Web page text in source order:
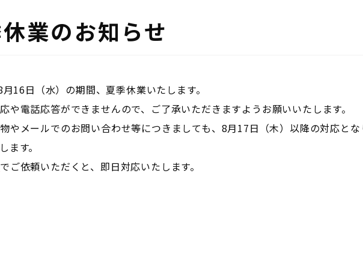
業のお知らせ
月16日（水）の期間、夏季休業いたします。
や電話応答ができませんので、ご了承いただきますようお願いいたします。
やメールでのお問い合わせ等につきましても、 8月17日（木）以降の対応とな
ます。
でご依頼いただくと、即日対応いたします。